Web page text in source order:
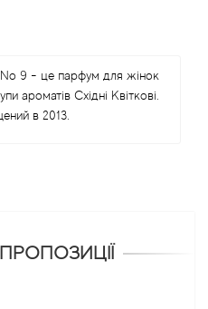
9 - це парфум для жінок
ароматів Східні Квіткові.
в 2013.